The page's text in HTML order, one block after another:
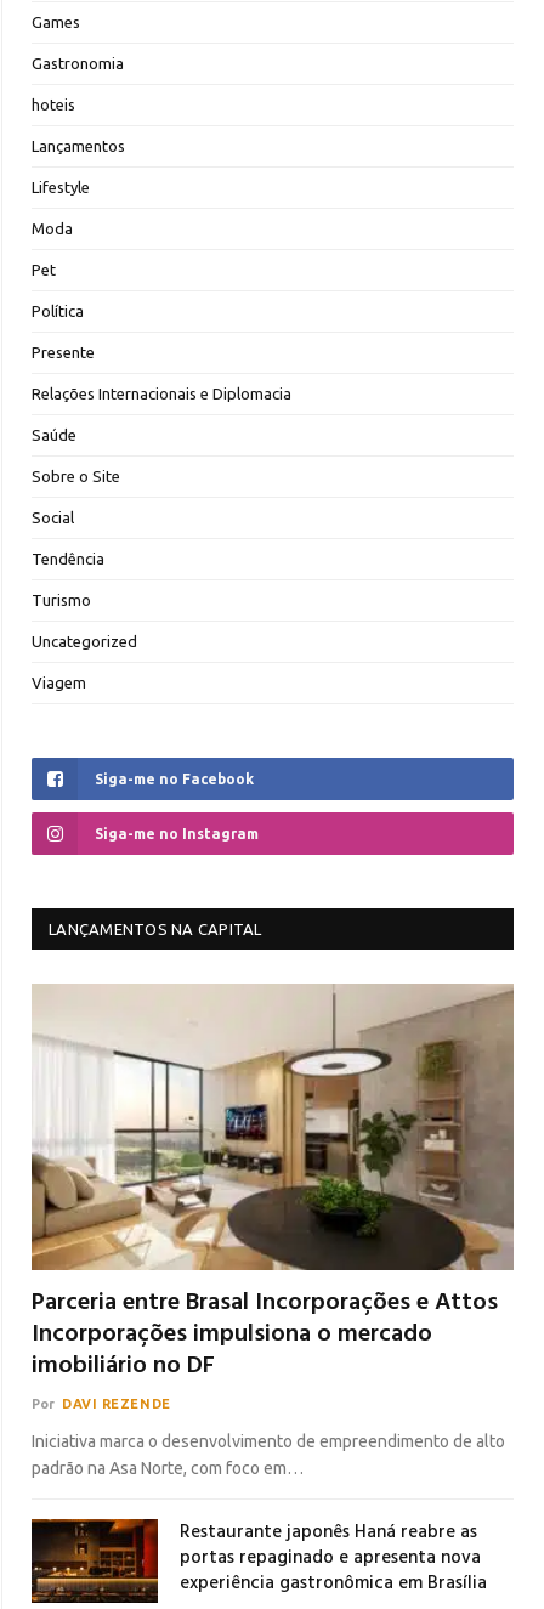
Games
Gastronomia
hoteis
Lançamentos
Lifestyle
Moda
Pet
Política
Presente
Relações Internacionais e Diplomacia
Saúde
Sobre o Site
Social
Tendência
Turismo
Uncategorized
Viagem
Siga-me no Facebook
Siga-me no Instagram
LANÇAMENTOS NA CAPITAL
Parceria entre Brasal Incorporações e Attos
Incorporações impulsiona o mercado
imobiliário no DF
Por DAVI REZENDE
Iniciativa marca o desenvolvimento de empreendimento de alto
padrão na Asa Norte, com foco em…
Restaurante japonês Haná reabre as
portas repaginado e apresenta nova
experiência gastronômica em Brasília